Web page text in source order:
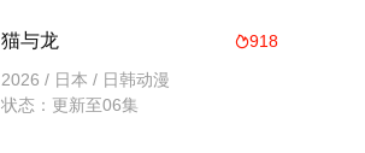
918
猫与龙
2026 / 日本 / 日韩动漫
状态：更新至06集